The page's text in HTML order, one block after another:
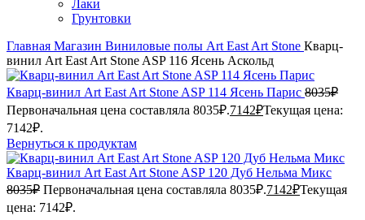
Лаки
Грунтовки
Главная Магазин Виниловые полы Art East Art Stone Кварц-
винил Art East Art Stone ASP 116 Ясень Аскольд
Кварц-винил Art East Art Stone ASP 114 Ясень Парис 8035₽
Первоначальная цена составляла 8035₽.7142₽Текущая цена:
7142₽.
Вернуться к продуктам
Кварц-винил Art East Art Stone ASP 120 Дуб Нельма Микс
8035₽ Первоначальная цена составляла 8035₽.7142₽Текущая
цена: 7142₽.